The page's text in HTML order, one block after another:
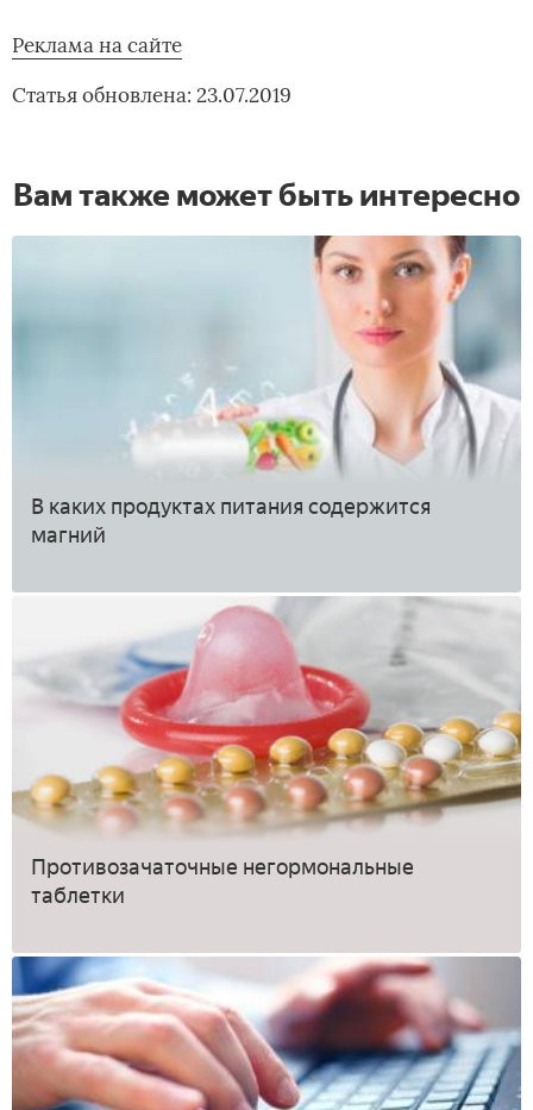
Реклама на сайте
Статья обновлена: 23.07.2019
Вам также может быть интересно
В каких продуктах питания содержится
магний
Противозачаточные негормональные
таблетки